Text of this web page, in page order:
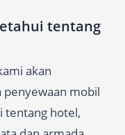
tentang
akan
mobil
tentang hotel,